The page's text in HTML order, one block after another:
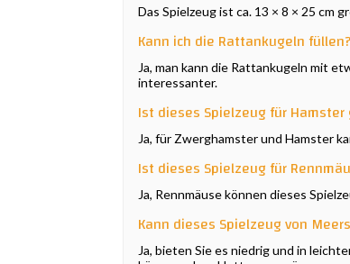
Das Spielzeug ist ca. 13 × 8 × 25 cm
Kann ich die Rattankugeln füllen?
Ja, man kann die Rattankugeln mit
interessanter.
Ist dieses Spielzeug für
Ja, für Zwerghamster und Hamster
Ist dieses Spielzeug für
Ja, Rennmäuse können dieses
Kann dieses Spielzeug von
Ja, bieten Sie es niedrig und in